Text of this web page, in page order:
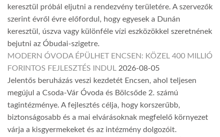
keresztül próbál eljutni a rendezvény területére. A szervezők
szerint évről évre előfordul, hogy egyesek a Dunán
keresztül, úszva vagy különféle vízi eszközökkel szeretnének
bejutni az Óbudai-szigetre.
MODERN ÓVODA ÉPÜLHET ENCSEN: KÖZEL 400 MILLIÓ
FORINTOS FEJLESZTÉS INDUL 2026-08-05
Jelentős beruházás veszi kezdetét Encsen, ahol teljesen
megújul a Csoda-Vár Óvoda és Bölcsőde 2. számú
tagintézménye. A fejlesztés célja, hogy korszerűbb,
biztonságosabb és a mai elvárásoknak megfelelő környezet
várja a kisgyermekeket és az intézmény dolgozóit.